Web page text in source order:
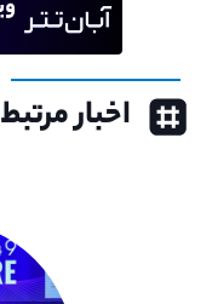
اخبار مرتبط